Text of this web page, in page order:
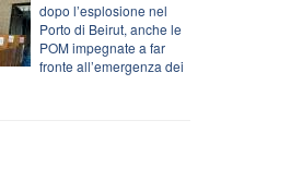
dopo l’esplosione nel
Porto di Beirut, anche le
POM impegnate a far
fronte all’emergenza dei